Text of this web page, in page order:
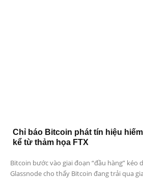
Chỉ báo Bitcoin phát tín hiệu
kể từ thảm họa FTX
Bitcoin bước vào giai đoạn “đầu hàng” kéo
Glassnode cho thấy Bitcoin đang trải qua